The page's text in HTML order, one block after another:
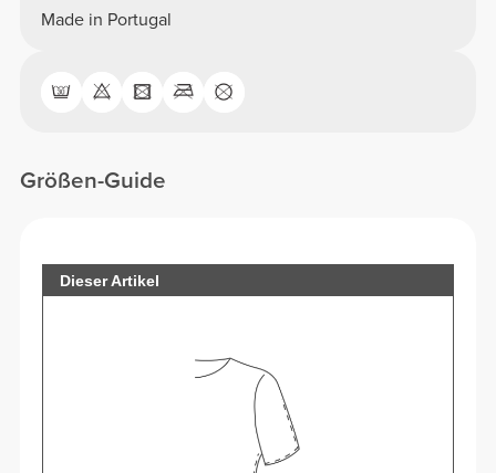
Made in Portugal
Größen-Guide
Dieser Artikel